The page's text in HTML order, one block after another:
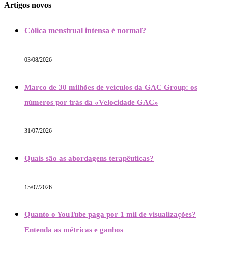
Artigos novos
Cólica menstrual intensa é normal?
03/08/2026
Marco de 30 milhões de veículos da GAC Group: os
números por trás da «Velocidade GAC»
31/07/2026
Quais são as abordagens terapêuticas?
15/07/2026
Quanto o YouTube paga por 1 mil de visualizações?
Entenda as métricas e ganhos